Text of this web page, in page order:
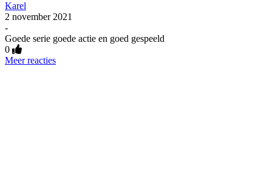
Karel
2 november 2021
-
Goede serie goede actie en goed gespeeld
0
Meer reacties